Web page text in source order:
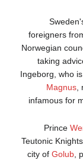
-
foreigners
Norwegian
taking
Ingeborg, who
Magnus,
infamous for
Teutonic
city of Golub,